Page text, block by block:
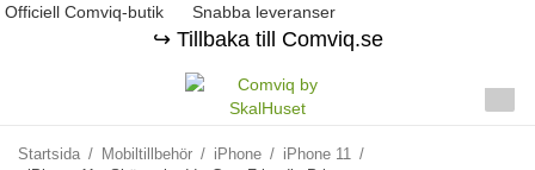
Officiell Comviq-butik Snabba leveranser
↪️ Tillbaka till Comviq.se
Startsida / Mobiltillbehör / iPhone / iPhone 11 /